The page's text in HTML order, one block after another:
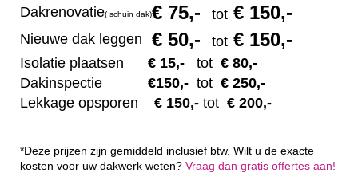
Dakrenovatie( schuin dak)€ 75,- tot € 150,-
Nieuwe dak leggen € 50,- tot € 150,-
Isolatie plaatsen € 15,- tot € 80,-
Dakinspectie
€150,- tot € 250,-
Lekkage opsporen € 150,- tot € 200,-
*Deze prijzen zijn gemiddeld inclusief btw. Wilt u de exacte
kosten voor uw dakwerk weten? Vraag dan gratis offertes aan!